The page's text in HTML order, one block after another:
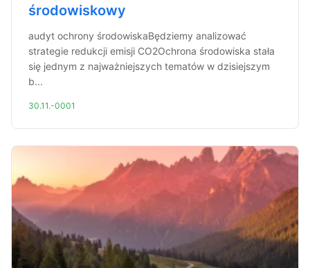
środowiskowy
audyt ochrony środowiskaBędziemy analizować
strategie redukcji emisji CO2Ochrona środowiska stała
się jednym z najważniejszych tematów w dzisiejszym
b...
30.11.-0001